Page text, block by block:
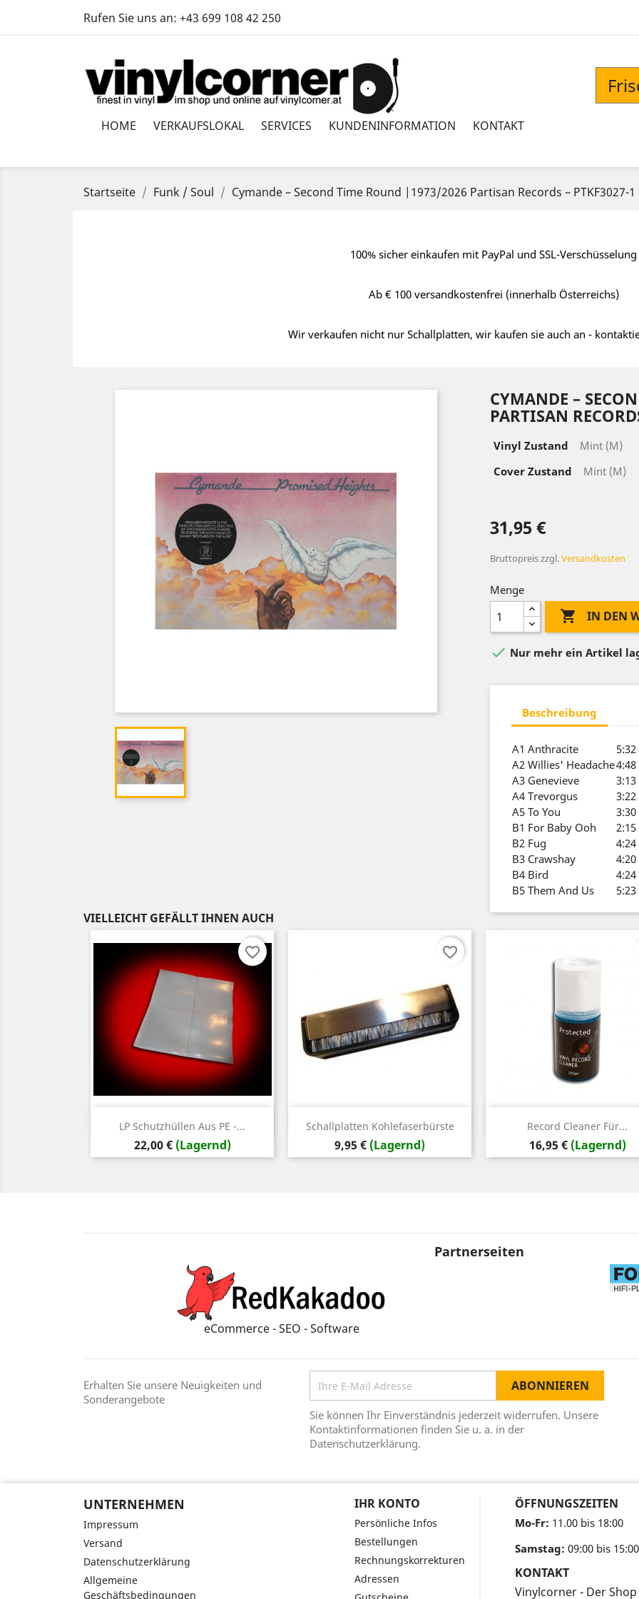
Rufen Sie uns an: +43 699 108 42 250
HOME VERKAUFSLOKAL SERVICES KUNDENINFORMATION KONTAKT
Startseite Funk / Soul Cymande – Second Time Round |1973/2026 Partisan Records – PTKF3027-1
100% sicher einkaufen mit PayPal und SSL-Verschüsselung
Ab € 100 versandkostenfrei (innerhalb Österreichs)
Wir verkaufen nicht nur Schallplatten, wir kaufen sie auch an -
CYMANDE –
PARTISAN
Vinyl Zustand
Mint (M)
Cover Zustand
Mint (M)
31,95 €
Bruttopreiszzgl.Versandkosten
Menge
 IN DEN
 Nur mehr ein Artikel
Beschreibung
A1 Anthracite
5:32
A2 Willies' Headache4:48
A3 Genevieve
3:13
A4 Trevorgus
3:22
A5 To You
3:30
B1 For Baby Ooh
2:15
B2 Fug
4:24
B3 Crawshay
4:20
B4 Bird
4:24
B5 Them And Us 5:23
VIELLEICHT GEFÄLLT IHNEN AUCH
LP Schutzhüllen Aus PE -...
Preis
22,00 € (Lagernd)
Vorschau
favorite_border
Schallplatten Kohlefaserbürste
Preis
9,95 € (Lagernd)
Vorschau
favorite_border
Record Cleaner Für...
Preis
16,95 € (Lagernd)
Vorschau
Partnerseiten
eCommerce - SEO - Software
Erhalten Sie unsere Neuigkeiten und
Sonderangebote
Sie können Ihr Einverständnis jederzeit widerrufen. Unsere
Kontaktinformationen finden Sie u. a. in der
Datenschutzerklärung.
UNTERNEHMEN
Impressum
Versand
Datenschutzerklärung
Allgemeine
Geschäftsbedingungen
IHR KONTO
Persönliche Infos
Bestellungen
Rechnungskorrekturen
Adressen
ÖFFNUNGSZEITEN
Mo-Fr: 11.00 bis 18:00
Samstag: 09:00 bis 15:00
KONTAKT
Vinylcorner - Der